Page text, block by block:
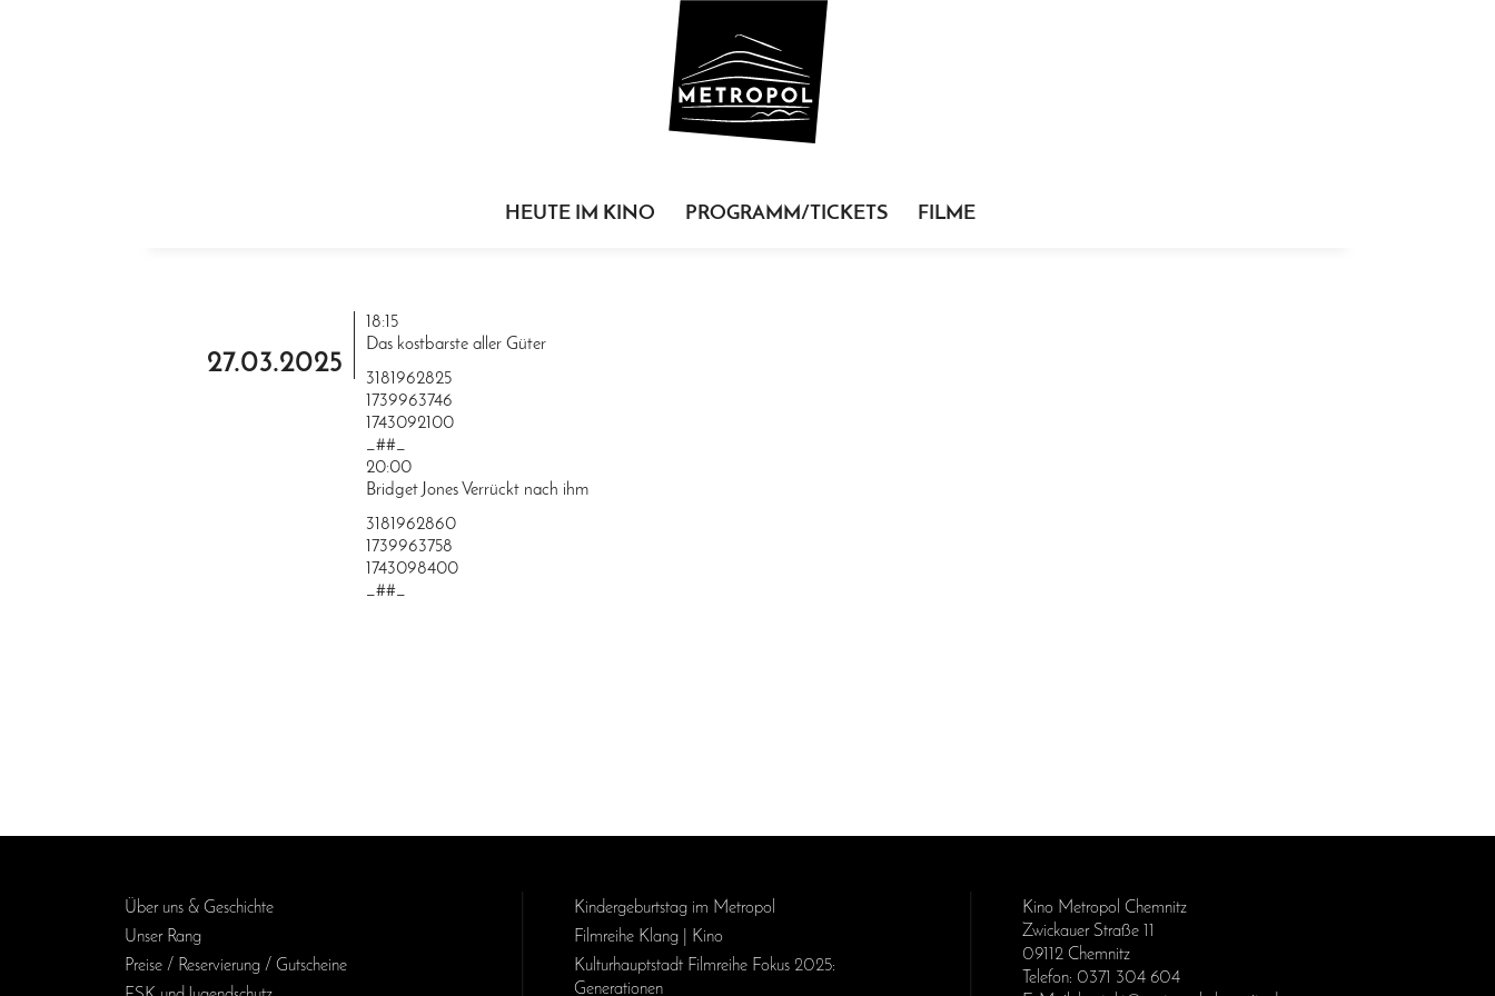
HEUTE IM KINO PROGRAMM/TICKETS FILME
27.03.2025
18:15
Das kostbarste aller Güter
3181962825
1739963746
1743092100
_##_
20:00
Bridget Jones Verrückt nach ihm
3181962860
1739963758
1743098400
_##_
Über uns & Geschichte
Unser Rang
Preise / Reservierung / Gutscheine
Kinder­geburts­tag im Metropol
Filmreihe Klang | Kino
Kulturhauptstadt Filmreihe Fokus 2025:
Generationen
Kino Metropol Chemnitz
Zwickauer Straße 11
09112 Chemnitz
Telefon: 0371 304 604